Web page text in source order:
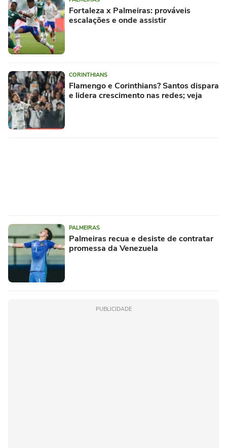
Fortaleza x Palmeiras: prováveis
escalações e onde assistir
CORINTHIANS
Flamengo e Corinthians? Santos dispara
e lidera crescimento nas redes; veja
PALMEIRAS
Palmeiras recua e desiste de contratar
promessa da Venezuela
PUBLICIDADE